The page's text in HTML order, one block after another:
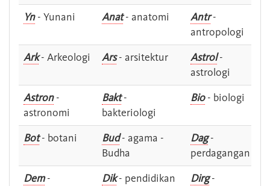
Yn- Yunani Anat- anatomi Antr-
antropologi
Ark- Arkeologi Ars- arsitektur Astrol-
astrologi
Astron-
astronomi
Bakt-
bakteriologi
Bio- biologi
Bot- botani Bud- agama -
Budha
Dag-
perdagangan
Dem-
Dik- pendidikan Dirg-